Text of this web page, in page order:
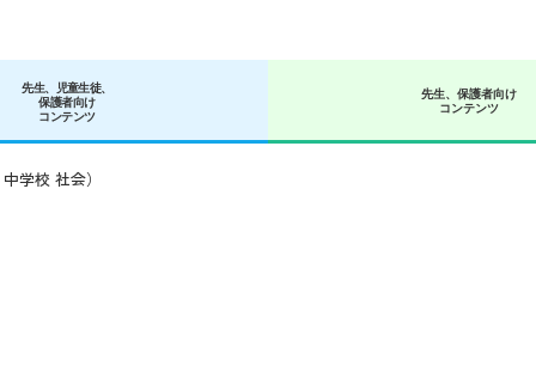
先生、児童生徒、
保護者向け
コンテンツ
先生、保護者向け
コンテンツ
学校 社会）